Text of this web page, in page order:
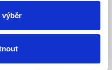
výběr panelů, 800W,